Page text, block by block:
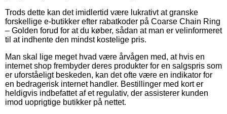
Trods dette kan det imidlertid være lukrativt at granske
forskellige e-butikker efter rabatkoder på Coarse Chain Ring
– Golden forud for at du køber, sådan at man er velinformeret
til at indhente den mindst kostelige pris.
Man skal lige meget hvad være årvågen med, at hvis en
internet shop frembyder deres produkter for en salgspris som
er uforståeligt beskeden, kan det ofte være en indikator for
en bedragerisk internet handler. Bestillinger med kort er
heldigvis indbefattet af et regulativ, der assisterer kunden
imod uoprigtige butikker på nettet.